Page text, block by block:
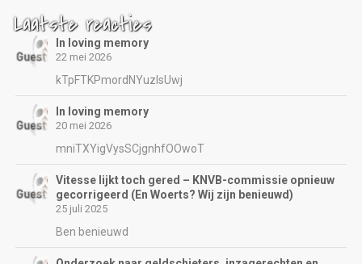
Laatste reacties
In loving memory
22 mei 2026
kTpFTKPmordNYuzIsUwj
In loving memory
20 mei 2026
mniTXYigVysSCjgnhfOOwoT
Vitesse lijkt toch gered – KNVB-commissie opnieuw
gecorrigeerd (En Woerts? Wij zijn benieuwd)
25 juli 2025
Ben benieuwd